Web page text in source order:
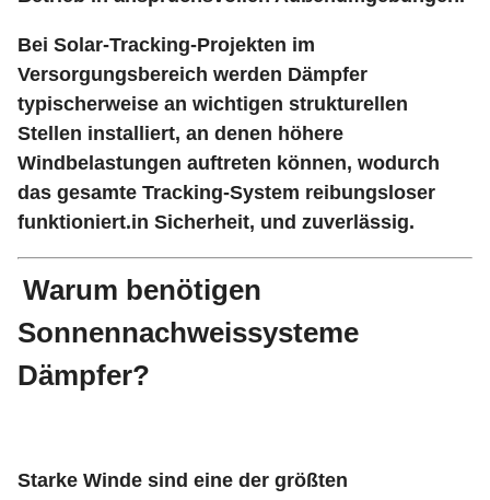
Bei Solar-Tracking-Projekten im
Versorgungsbereich werden Dämpfer
typischerweise an wichtigen strukturellen
Stellen installiert, an denen höhere
Windbelastungen auftreten können, wodurch
das gesamte Tracking-System reibungsloser
funktioniert.in Sicherheit, und zuverlässig.
Warum benötigen
Sonnennachweissysteme
Dämpfer?
Starke Winde sind eine der größten